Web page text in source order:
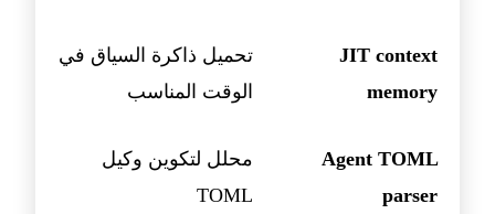
JIT context
memory
تحميل ذاكرة السياق في
الوقت المناسب
Agent TOML
parser
محلل لتكوين وكيل
TOML